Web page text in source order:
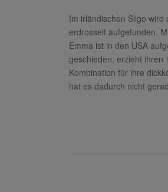
Im irländischen Sligo
erdrosselt aufgefunden.
Emma ist in den USA
geschieden, erzieht ihren
Kombination für ihre
hat es dadurch nicht